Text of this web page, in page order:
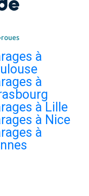
à
à
à Lille
à Nice
à